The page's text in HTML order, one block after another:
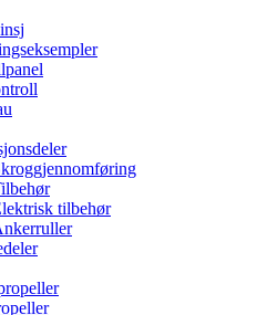
tilbehør